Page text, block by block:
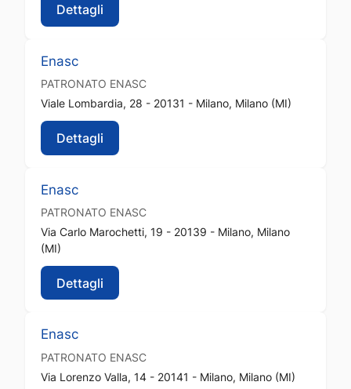
Dettagli
Enasc
PATRONATO ENASC
Viale Lombardia, 28 - 20131 - Milano, Milano (MI)
Dettagli
Enasc
PATRONATO ENASC
Via Carlo Marochetti, 19 - 20139 - Milano, Milano
(MI)
Dettagli
Enasc
PATRONATO ENASC
Via Lorenzo Valla, 14 - 20141 - Milano, Milano (MI)